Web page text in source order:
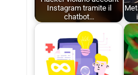
Instagram tramite il
chatbot…